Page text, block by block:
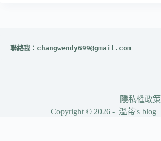
聯絡我： changwendy699@gmail.com
隱私權政策
Copyright © 2026 - 溫蒂's blog